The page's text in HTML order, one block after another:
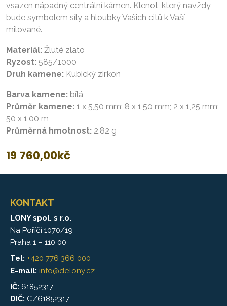
vsazen nápadný centrální kámen. Klenot, který navždy
bude symbolem síly a hloubky Vašich citů k Vaší
milované.
Materiál: Žluté zlato
Ryzost: 585/1000
Druh kamene: Kubický zirkon
Barva kamene: bílá
Průměr kamene: 1 x 5,50 mm; 8 x 1,50 mm; 2 x 1,25 mm;
50 x 1,00 m
Průměrná hmotnost: 2.82 g
19 760,00kč
KONTAKT
LONY spol. s r.o.
Na Poříčí 1070/19
Praha 1 – 110 00
Tel: +420 776 366 000
E-mail: info@delony.cz
IČ: 61852317
DIČ: CZ61852317